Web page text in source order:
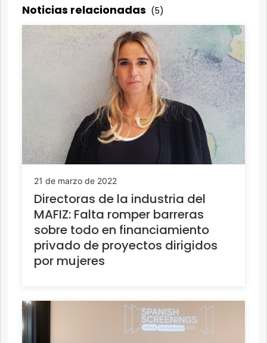
Noticias relacionadas (5)
21 de marzo de 2022
Directoras de la industria del
MAFIZ: Falta romper barreras
sobre todo en financiamiento
privado de proyectos dirigidos
por mujeres